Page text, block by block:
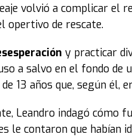
volvió a complicar el
opertivo de rescate.
y practicar
a salvo en el fondo de
13 años que, según él,
Leandro indagó cómo
le contaron que habían